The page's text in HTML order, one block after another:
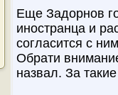
Еще Задорнов
иностранца и
согласится с
Обрати
назвал. За